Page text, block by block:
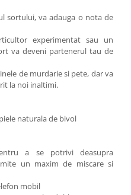
sortului, va adauga o nota de
experimentat sau un
va deveni partenerul tau de
de murdarie si pete, dar va
la noi inaltimi.
naturala de bivol
a se potrivi deasupra
un maxim de miscare si
mobil